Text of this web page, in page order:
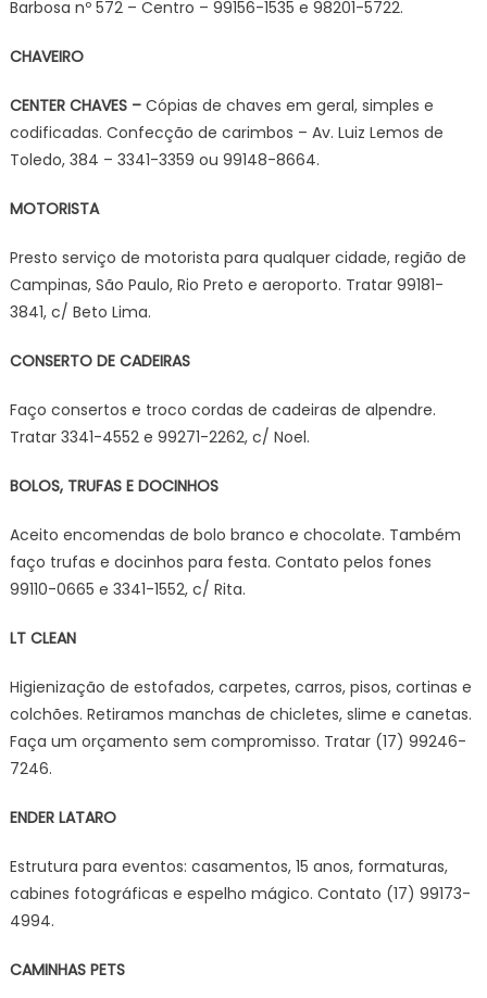
Barbosa nº 572 – Centro – 99156-1535 e 98201-5722.
CHAVEIRO
CENTER CHAVES –Cópias de chaves em geral, simples e
codificadas. Confecção de carimbos – Av. Luiz Lemos de
Toledo, 384 – 3341-3359 ou 99148-8664.
MOTORISTA
Presto serviço de motorista para qualquer cidade, região de
Campinas, São Paulo, Rio Preto e aeroporto. Tratar 99181-
3841, c/ Beto Lima.
CONSERTO DE CADEIRAS
Faço consertos e troco cordas de cadeiras de alpendre.
Tratar 3341-4552 e 99271-2262, c/ Noel.
BOLOS, TRUFAS E DOCINHOS
Aceito encomendas de bolo branco e chocolate. Também
faço trufas e docinhos para festa. Contato pelos fones
99110-0665 e 3341-1552, c/ Rita.
LT CLEAN
Higienização de estofados, carpetes, carros, pisos, cortinas e
colchões. Retiramos manchas de chicletes, slime e canetas.
Faça um orçamento sem compromisso. Tratar (17) 99246-
7246.
ENDER LATARO
Estrutura para eventos: casamentos, 15 anos, formaturas,
cabines fotográficas e espelho mágico. Contato (17) 99173-
4994.
CAMINHAS PETS